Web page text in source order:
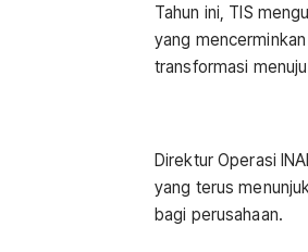
Tahun ini, TIS
yang
transformasi
Direktur Operasi
yang terus
bagi perusahaan.